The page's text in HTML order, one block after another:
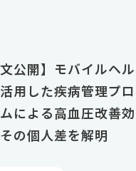
文公開】モバイルヘル
用した疾病管理プロ
による高血圧改善効
の個人差を解明